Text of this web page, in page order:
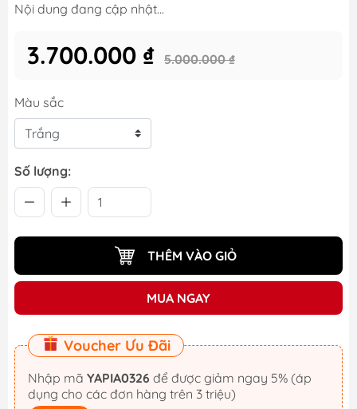
Nội dung đang cập nhật...
3.700.000 ₫ 5.000.000 ₫
Màu sắc
Số lượng:
THÊM VÀO GIỎ
MUA NGAY
Voucher Ưu Đãi
Nhập mã YAPIA0326
dụng cho các đơn hàng trên 3 triệu)